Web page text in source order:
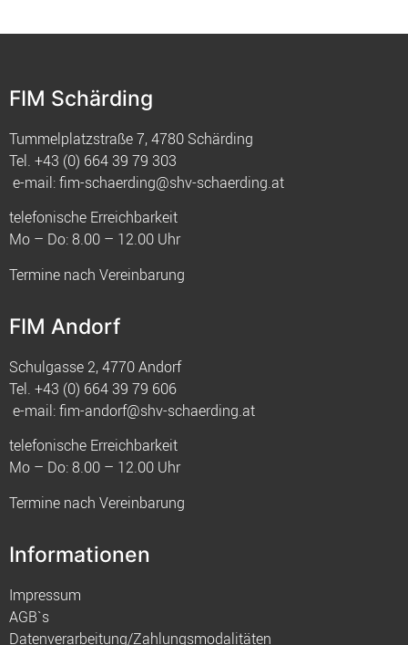
FIM Schärding
Tummelplatzstraße 7, 4780 Schärding
Tel. +43 (0) 664 39 79 303
e-mail:fim-schaerding@shv-schaerding.at
telefonische Erreichbarkeit
Mo – Do: 8.00 – 12.00 Uhr
Termine nach Vereinbarung
FIM Andorf
Schulgasse 2, 4770 Andorf
Tel. +43 (0) 664 39 79 606
e-mail:fim-andorf@shv-schaerding.at
telefonische Erreichbarkeit
Mo – Do: 8.00 – 12.00 Uhr
Termine nach Vereinbarung
Informationen
Impressum
AGB`s
Datenverarbeitung/Zahlungsmodalitäten